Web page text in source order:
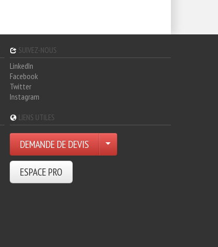
SUIVEZ-NOUS
LinkedIn
Facebook
Twitter
Instagram
LIENS UTILES
DEMANDE DE DEVIS
ESPACE PRO